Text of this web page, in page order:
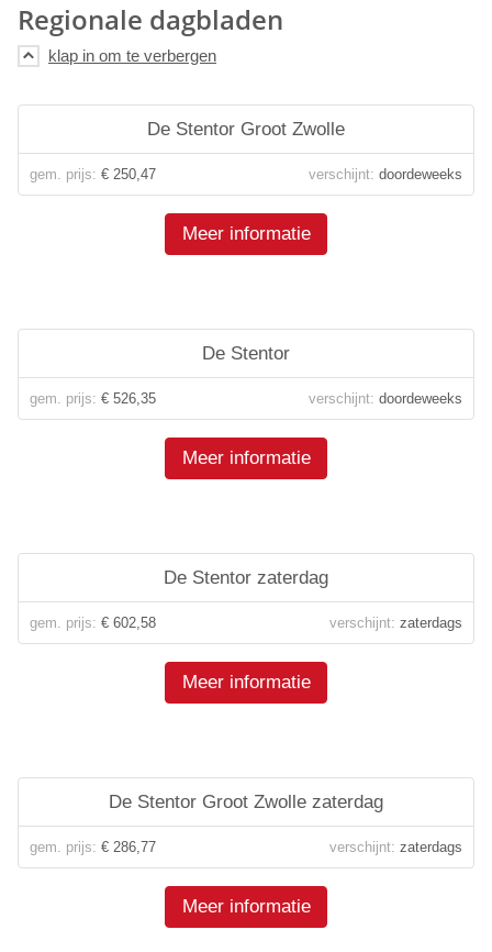
Regionale dagbladen
De Stentor Groot Zwolle
gem. prijs: € 250,47 verschijnt: doordeweeks
Meer informatie
De Stentor
gem. prijs: € 526,35 verschijnt: doordeweeks
Meer informatie
De Stentor zaterdag
gem. prijs: € 602,58 verschijnt: zaterdags
Meer informatie
De Stentor Groot Zwolle zaterdag
gem. prijs: € 286,77 verschijnt: zaterdags
Meer informatie